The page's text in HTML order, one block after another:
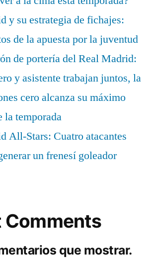
y su estrategia de fichajes:
de la apuesta por la juventud
de portería del Real Madrid:
y asistente trabajan juntos, la
cero alcanza su máximo
la temporada
All-Stars: Cuatro atacantes
un frenesí goleador
Comments
que mostrar.